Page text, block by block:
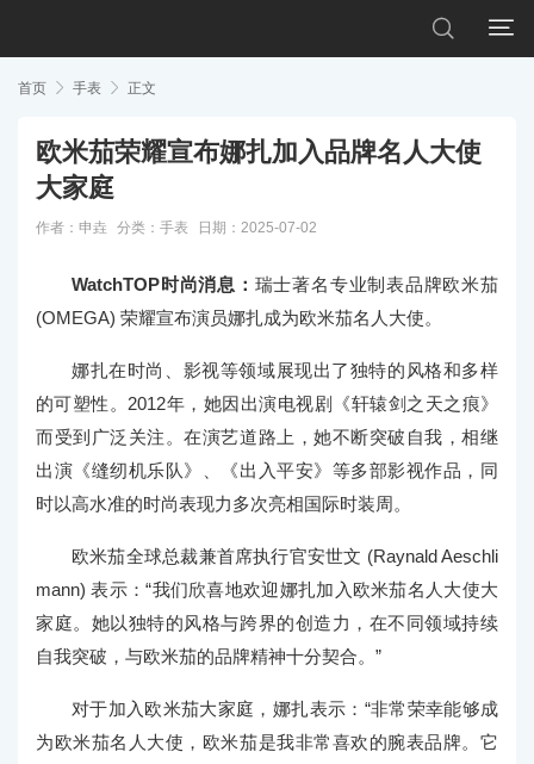


首页  手表  正文
欧米茄荣耀宣布娜扎加入品牌名人大使
大家庭
作者：申垚 分类： 手表 日期：2025-07-02
WatchTOP时尚消息： 瑞士著名专业制表品牌欧米茄
(OMEGA) 荣耀宣布演员娜扎成为欧米茄名人大使。
娜扎在时尚、影视等领域展现出了独特的风格和多样
的可塑性。2012年，她因出演电视剧《轩辕剑之天之痕》
而受到广泛关注。在演艺道路上，她不断突破自我，相继
出演《缝纫机乐队》、《出入平安》等多部影视作品，同
时以高水准的时尚表现力多次亮相国际时装周。
欧米茄全球总裁兼首席执行官安世文 (Raynald Aeschli
mann) 表示：“我们欣喜地欢迎娜扎加入欧米茄名人大使大
家庭。她以独特的风格与跨界的创造力，在不同领域持续
自我突破，与欧米茄的品牌精神十分契合。”
对于加入欧米茄大家庭，娜扎表示：“非常荣幸能够成
为欧米茄名人大使，欧米茄是我非常喜欢的腕表品牌。它